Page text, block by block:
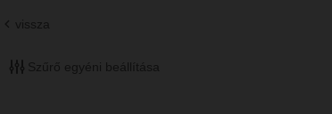
vissza
Szűrő egyéni beállítása